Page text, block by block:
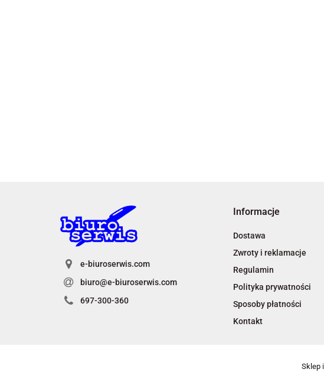
e-biuroserwis.com
biuro@e-biuroserwis.com
697-300-360
Informacje
Dostawa
Zwroty i reklamacje
Regulamin
Polityka prywatności
Sposoby płatności
Kontakt
Sklep